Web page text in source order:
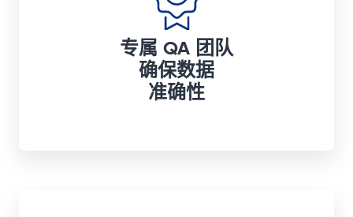
专属 QA 团队
确保数据
准确性